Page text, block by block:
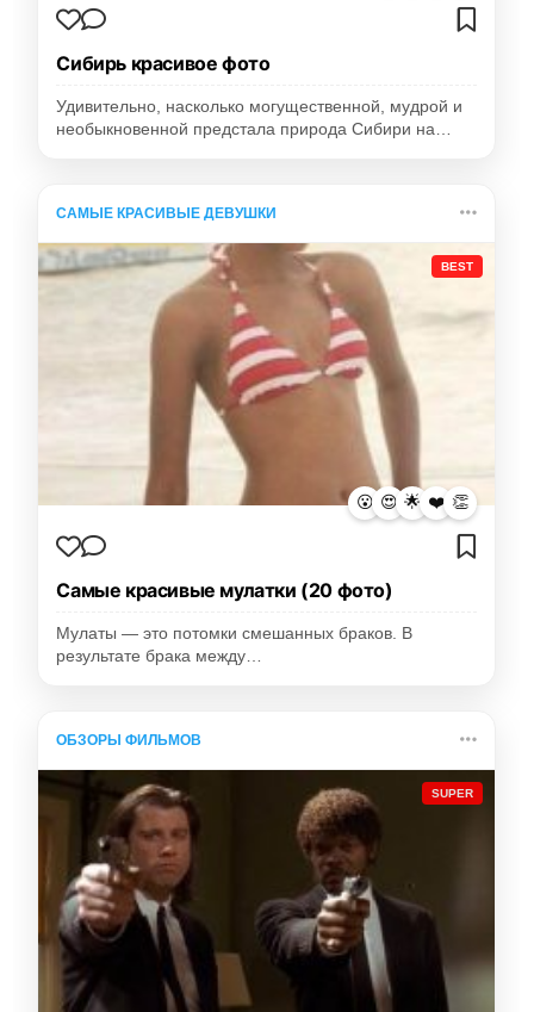
Сибирь красивое фото
Удивительно, насколько могущественной, мудрой и
необыкновенной предстала природа Сибири на…
САМЫЕ КРАСИВЫЕ ДЕВУШКИ
BEST
😮 😍 🌟 ❤️ 👏
Самые красивые мулатки (20 фото)
Мулаты — это потомки смешанных браков. В
результате брака между…
ОБЗОРЫ ФИЛЬМОВ
SUPER